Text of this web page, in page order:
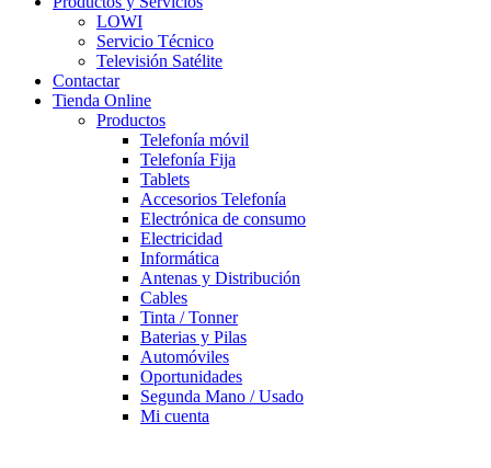
LOWI
Servicio Técnico
Televisión Satélite
Contactar
Tienda Online
Productos
Telefonía móvil
Telefonía Fija
Tablets
Accesorios Telefonía
Electrónica de consumo
Electricidad
Informática
Antenas y Distribución
Cables
Tinta / Tonner
Baterias y Pilas
Automóviles
Oportunidades
Segunda Mano / Usado
Mi cuenta